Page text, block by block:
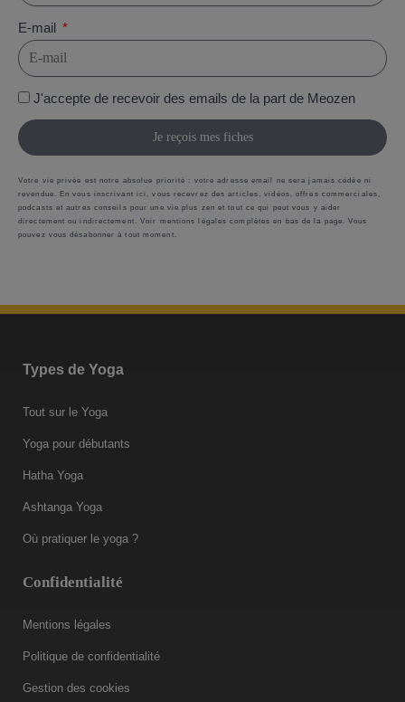
E-mail
J'accepte de recevoir des emails de la part de Meozen
Je reçois mes fiches
Votre vie privée est notre absolue priorité : votre adresse email ne sera jamais cédée ni
revendue. En vous inscrivant ici, vous recevrez des articles, vidéos, offres commerciales,
podcasts et autres conseils pour une vie plus zen et tout ce qui peut vous y aider
directement ou indirectement. Voir mentions légales complètes en bas de la page. Vous
pouvez vous désabonner à tout moment.
Types de Yoga
Tout sur le Yoga
Yoga pour débutants
Hatha Yoga
Ashtanga Yoga
Où pratiquer le yoga ?
Confidentialité
Mentions légales
Politique de confidentialité
Gestion des cookies